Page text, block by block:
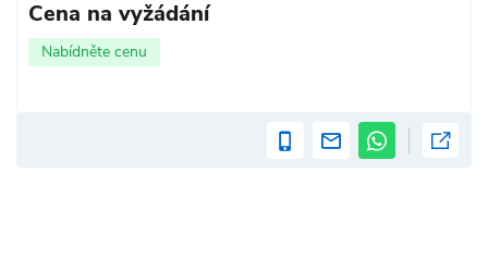
Cena na vyžádání
Nabídněte cenu